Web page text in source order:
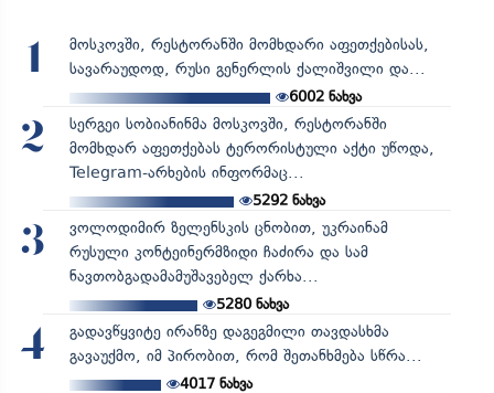
1
მოსკოვში, რესტორანში მომხდარი აფეთქებისას,
სავარაუდოდ, რუსი გენერლის ქალიშვილი და...
6002 ნახვა
2
სერგეი სობიანინმა მოსკოვში, რესტორანში
მომხდარ აფეთქებას ტერორისტული აქტი უწოდა,
Telegram-არხების ინფორმაც...
5292ნახვა
3
ვოლოდიმირ ზელენსკის ცნობით, უკრაინამ
რუსული კონტეინერმზიდი ჩაძირა და სამ
ნავთობგადამამუშავებელ ქარხა...
5280ნახვა
4
გადავწყვიტე ირანზე დაგეგმილი თავდასხმა
გავაუქმო, იმ პირობით, რომ შეთანხმება სწრა...
4017ნახვა